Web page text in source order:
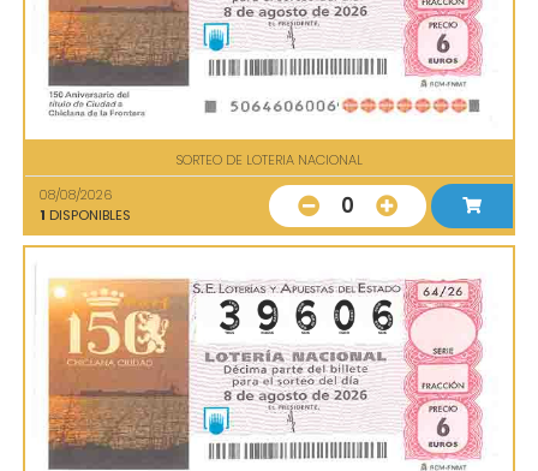
SORTEO DE LOTERIA NACIONAL
08/08/2026
1 DISPONIBLES 0